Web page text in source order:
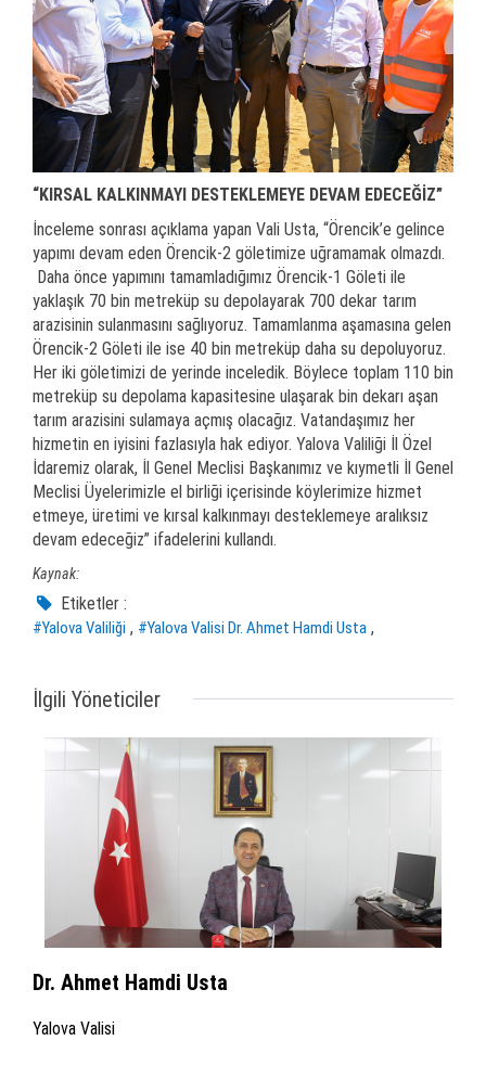
“KIRSAL KALKINMAYI DESTEKLEMEYE DEVAM EDECEĞİZ”
İnceleme sonrası açıklama yapan Vali Usta, “Örencik’e gelince
yapımı devam eden Örencik-2 göletimize uğramamak olmazdı.
Daha önce yapımını tamamladığımız Örencik-1 Göleti ile
yaklaşık 70 bin metreküp su depolayarak 700 dekar tarım
arazisinin sulanmasını sağlıyoruz. Tamamlanma aşamasına gelen
Örencik-2 Göleti ile ise 40 bin metreküp daha su depoluyoruz.
Her iki göletimizi de yerinde inceledik. Böylece toplam 110 bin
metreküp su depolama kapasitesine ulaşarak bin dekarı aşan
tarım arazisini sulamaya açmış olacağız. Vatandaşımız her
hizmetin en iyisini fazlasıyla hak ediyor. Yalova Valiliği İl Özel
İdaremiz olarak, İl Genel Meclisi Başkanımız ve kıymetli İl Genel
Meclisi Üyelerimizle el birliği içerisinde köylerimize hizmet
etmeye, üretimi ve kırsal kalkınmayı desteklemeye aralıksız
devam edeceğiz” ifadelerini kullandı.
Kaynak:
Etiketler :
#Yalova Valiliği , #Yalova Valisi Dr. Ahmet Hamdi Usta ,
İlgili Yöneticiler
Dr. Ahmet Hamdi Usta
Yalova Valisi